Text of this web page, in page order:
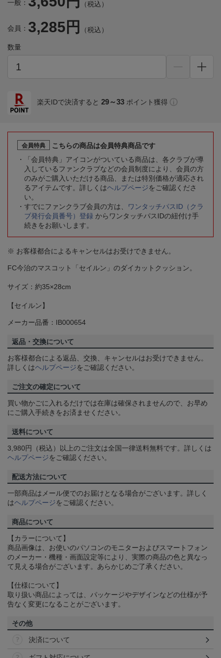
一般： （税込）
会員： 3,285円 （税込）
数量
楽天IDで決済すると 29～33 ポイント獲得
会員特典
こちらの商品は会員特典商品です
「会員特典」アイコンがついている商品は、各クラブが導
入しているファンクラブなどの会員制度により、会員の方
のみがご購入いただける商品、または特別価格が適応され
るアイテムです。詳しくはヘルプページをご確認くださ
い。
すでにファンクラブ会員の方は、
ワンタッチパスID（クラ
ブ発行会員番号）登録 からワンタッチパスIDの紐付け手
続きをお願いします。
※ お客様都合によるキャンセルはお受けできません。
FC今治のマスコット「セイルン」のダイカットクッション。
サイズ：約35×28cm
【セイルン】
メーカー品番：IB000654
返品・交換について
お客様都合による返品、交換、キャンセルはお受けできません。
詳しくはヘルプページをご確認ください。
ご注文の確定について
買い物かごに入れるだけでは在庫は確保されませんので、お早め
にご購入手続きをお済ませください。
送料について
3,980円（税込）以上のご注文は全国一律送料無料です。詳しくは
ヘルプページをご確認ください。
配送方法について
一部商品はメール便でのお届けとなる場合がございます。詳しく
はヘルプページをご確認ください。
商品について
【カラーについて】
商品画像は、お使いのパソコンのモニターおよびスマートフォン
のメーカー・機種・画面設定等により、実際の商品の色と異なっ
て見える場合がございます。あらかじめご了承ください。
【仕様について】
取り扱い商品によっては、パッケージやデザインなどの仕様が予
告なく変更になることがございます。
その他
決済について